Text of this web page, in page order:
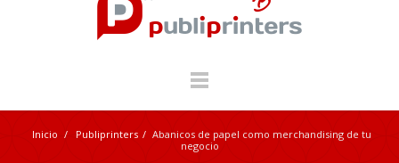
Inicio / Publiprinters / Abanicos de papel como merchandising de tu
negocio